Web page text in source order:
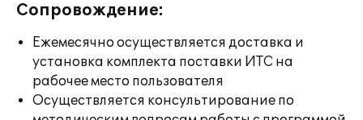
Сопровождение:
Ежемесячно осуществляется доставка и
установка комплекта поставки ИТС на
рабочее место пользователя
Осуществляется консультирование по